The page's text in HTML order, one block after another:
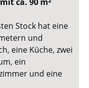
ca. 90 m²
Stock hat eine
und
eine Küche, zwei
ein
und eine